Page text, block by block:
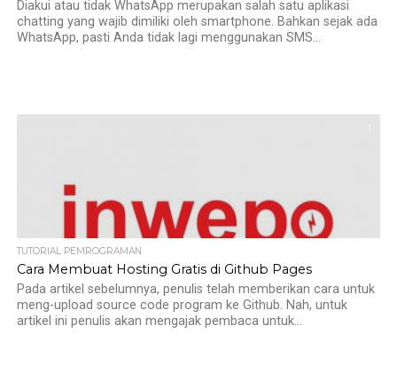
Diakui atau tidak WhatsApp merupakan salah satu aplikasi
chatting yang wajib dimiliki oleh smartphone. Bahkan sejak ada
WhatsApp, pasti Anda tidak lagi menggunakan SMS...
1
TUTORIAL PEMROGRAMAN
Cara Membuat Hosting Gratis di Github Pages
Pada artikel sebelumnya, penulis telah memberikan cara untuk
meng-upload source code program ke Github. Nah, untuk
artikel ini penulis akan mengajak pembaca untuk...